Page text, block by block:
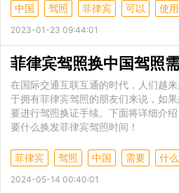
中国 驾照 菲律宾 可以 使用
2023-01-23 09:44:01
菲律宾驾照换中国驾照
在国际交通互联互通的时代，人们越
于拥有菲律宾驾照的朋友们来说，如
要进行驾照换证手续。下面将详细介
要什么换发菲律宾驾照时间！
菲律宾 驾照 中国 需要 什么
2024-05-14 00:40:01